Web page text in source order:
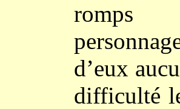
d’eux
difficulté